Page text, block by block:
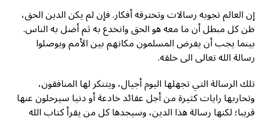
إن العالم تجوبه رسالات وتخترقه أفكار. فإن لم يكن الدين الحق،
ظن كل مبطل أن ما معه هو الحق وانخدع به ثم أضل به الناس.
بينما يجب أن يفرض المسلمون مكانهم بين الأمم ويوصلوا
رسالة الله تعالى الى خلقه.
تلك الرسالة التي تجهلها اليوم أجيال، ويتنكر لها المنافقون،
وتحاربها رايات كثيرة من أجل عقائد خادعة أو دنيا سيرحلون عنها
قريبا؛ لكنها رسالة هذا الدين، وسيجدها كل من يقرأ كتاب الله